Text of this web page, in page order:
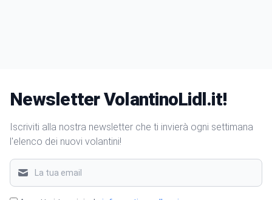
Newsletter VolantinoLidl.it!
Iscriviti alla nostra newsletter che ti invierà ogni settimana
l'elenco dei nuovi volantini!